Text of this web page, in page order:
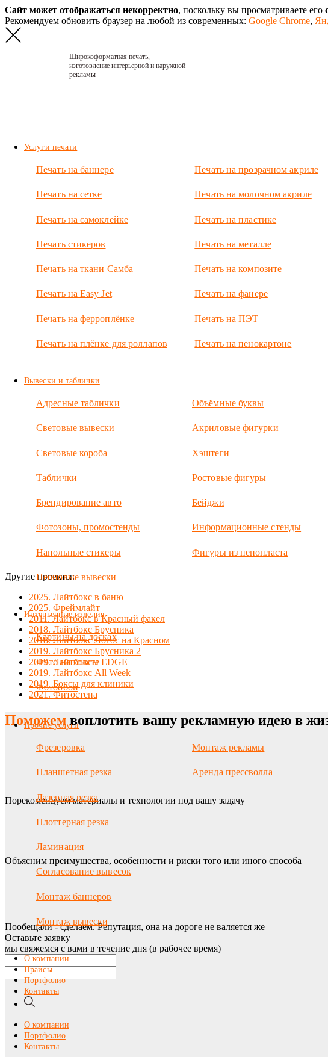
Сайт может отображаться некорректно, поскольку вы просматриваете его
Рекомендуем обновить браузер на любой из современных: Google Chrome,
Широкоформатная печать,
изготовление интерьерной и наружной
рекламы
Услуги печати
Печать на баннере
Печать на сетке
Печать на самоклейке
Печать стикеров
Печать на ткани Самба
Печать на Easy Jet
Печать на ферроплёнке
Печать на плёнке для роллапов
Печать на прозрачном акриле
Печать на молочном акриле
Печать на пластике
Печать на металле
Печать на композите
Печать на фанере
Печать на ПЭТ
Печать на пенокартоне
Вывески и таблички
Адресные таблички
Световые вывески
Световые короба
Таблички
Брендирование авто
Фотозоны, промостенды
Напольные стикеры
Неоновые вывески
Объёмные буквы
Акриловые фигурки
Хэштеги
Ростовые фигуры
Бейджи
Информационные стенды
Фигуры из пенопласта
Интерьерные изделия
Картины на досках
Фото на холсте
Фотообои
Прочие услуги
Фрезеровка
Планшетная резка
Лазерная резка
Плоттерная резка
Ламинация
Согласование вывесок
Монтаж баннеров
Монтаж вывески
Монтаж рекламы
Аренда прессволла
О компании
Прайсы
Портфолио
Контакты
О компании
Портфолио
Контакты
2023.
скин
Лайтбокс для
магазина
косметики.
ширина 35 см,
На лице —
светодиоды.
Другие проекты:
2025. Лайтбокс в баню
2025. Фреймлайт
2011. Лайтбокс в Красный факел
2018. Лайтбокс Брусника
2018. Лайтбокс Логос на Красном
2019. Лайтбокс Брусника 2
2019. Лайтбоксы EDGE
2019. Лайтбокс All Week
2019. Боксы для клиники
2021. Фитостена
Поможемвоплотить вашу рекламную идею в
Порекомендуем материалы и технологии под вашу задачу
Объясним преимущества, особенности и риски того или иного способа
Пообещали - сделаем. Репутация, она на дороге не валяется же
Оставьте заявку
мы свяжемся с вами в течение дня (в рабочее время)